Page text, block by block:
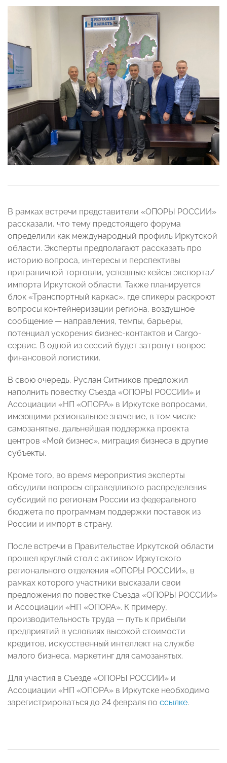
В рамках встречи представители «ОПОРЫ РОССИИ»
рассказали, что тему предстоящего форума
определили как международный профиль Иркутской
области. Эксперты предполагают рассказать про
историю вопроса, интересы и перспективы
приграничной торговли, успешные кейсы экспорта/
импорта Иркутской области. Также планируется
блок «⁠Транспортный каркас», где спикеры раскроют
вопросы контейнеризации региона, воздушное
сообщение — направления, темпы, барьеры,
потенциал ускорения бизнес-контактов и Cargo-
сервис. В одной из сессий будет затронут вопрос
финансовой логистики.
В свою очередь, Руслан Ситников предложил
наполнить повестку Съезда «ОПОРЫ РОССИИ» и
Ассоциации «НП «ОПОРА» в Иркутске вопросами,
имеющими региональное значение, в том числе
самозанятые, дальнейшая поддержка проекта
центров «Мой бизнес», ⁠миграция бизнеса в другие
субъекты.
Кроме того, во время мероприятия эксперты
обсудили вопросы справедливого распределения
субсидий по регионам России из федерального
бюджета по программам поддержки поставок из
России и импорт в страну.
После встречи в Правительстве Иркутской области
прошел круглый стол с активом Иркутского
регионального отделения «ОПОРЫ РОССИИ», в
рамках которого участники высказали свои
предложения по повестке Съезда «ОПОРЫ РОССИИ»
и Ассоциации «НП «ОПОРА». К примеру,
производительность труда — путь к прибыли
предприятий в условиях высокой стоимости
кредитов, ⁠искусственный интеллект на службе
малого бизнеса, маркетинг для самозанятых.
Для участия в Съезде «ОПОРЫ РОССИИ» и
Ассоциации «НП «ОПОРА» в Иркутске необходимо
зарегистрироваться до 24 февраля по ссылке.